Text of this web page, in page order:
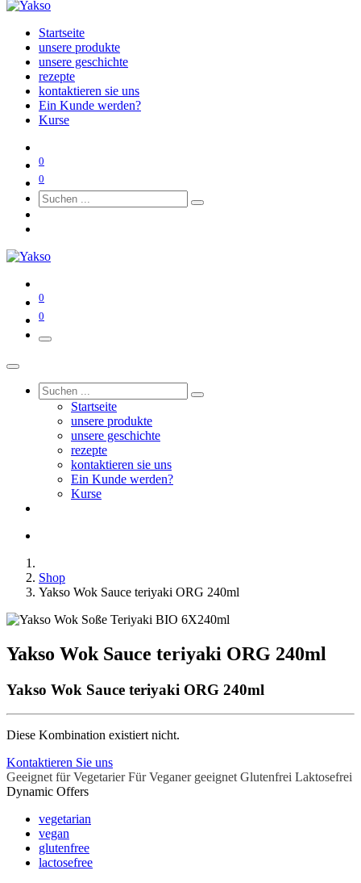
Startseite
unsere produkte
unsere geschichte
rezepte
kontaktieren sie uns
Ein Kunde werden?
Kurse
0
0
0
0
Startseite
unsere produkte
unsere geschichte
rezepte
kontaktieren sie uns
Ein Kunde werden?
Kurse
Shop
Yakso Wok Sauce teriyaki ORG 240ml
Yakso Wok Sauce teriyaki ORG 240ml
Yakso Wok Sauce teriyaki ORG 240ml
Diese Kombination existiert nicht.
Kontaktieren Sie uns
Geeignet für Vegetarier Für Veganer geeignet Glutenfrei Laktosefrei
Dynamic Offers
vegetarian
vegan
glutenfree
lactosefree